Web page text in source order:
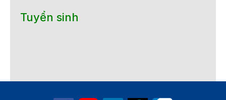
Tuyển sinh